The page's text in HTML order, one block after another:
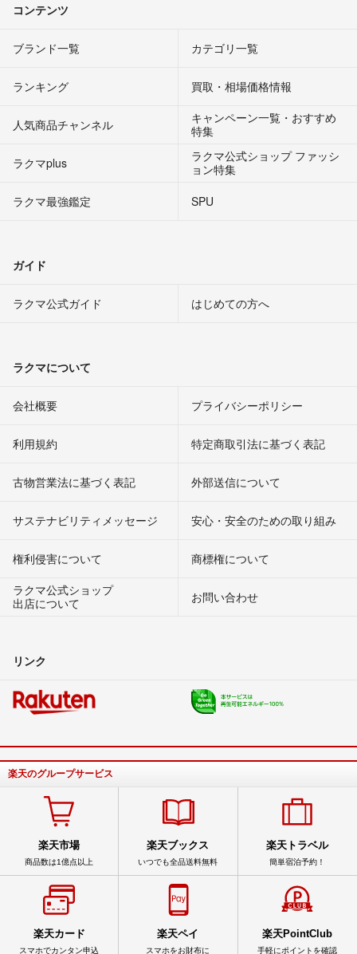
コンテンツ
ブランド一覧 カテゴリ一覧
ランキング 買取・相場価格情報
人気商品チャンネル
キャンペーン一覧・おすすめ
特集
ラクマplus
ラクマ公式ショップ ファッシ
ョン特集
ラクマ最強鑑定
SPU
ガイド
ラクマ公式ガイド はじめての方へ
ラクマについて
会社概要 プライバシーポリシー
利用規約 特定商取引法に基づく表記
古物営業法に基づく表記 外部送信について
サステナビリティメッセージ 安心・安全のための取り組み
権利侵害について
商標権について
ラクマ公式ショップ
出店について
お問い合わせ
リンク
楽天のグループサービス
楽天市場
商品数は1億点以上
楽天ブックス
いつでも全品送料無料
楽天トラベル
簡単宿泊予約！
楽天カード
スマホでカンタン申込
楽天ペイ
スマホをお財布に
楽天PointClub
手軽にポイントを確認